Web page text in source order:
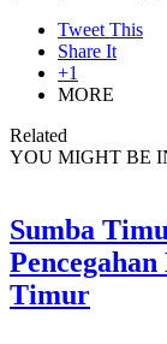
Tweet This
Share It
+1
MORE
Related
YOU MIGHT BE
Sumba
Timur